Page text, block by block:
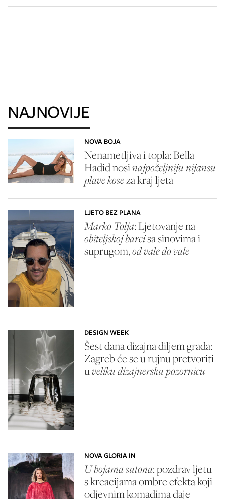
NAJNOVIJE
NOVA BOJA
Nenametljiva i topla: Bella
Hadid nosinajpoželjniju nijansu
plave koseza kraj ljeta
LJETO BEZ PLANA
Marko Tolja: Ljetovanje na
obiteljskoj barcisa sinovima i
suprugom,od vale do vale
DESIGN WEEK
Šest dana dizajna diljem grada:
Zagreb će se u rujnu pretvoriti
uveliku dizajnersku pozornicu
NOVA GLORIA IN
U bojama sutona: pozdrav ljetu
s kreacijama ombre efekta koji
odjevnim komadima daje